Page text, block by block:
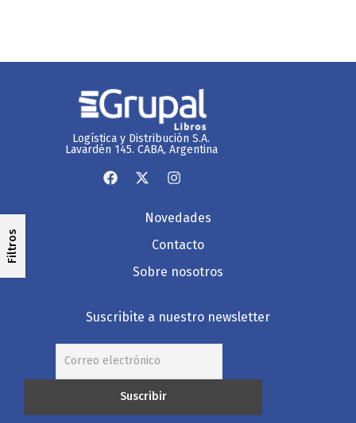
Filtros
Logística y Distribución S.A.
Lavardén 145. CABA, Argentina
Novedades
Contacto
Sobre nosotros
Suscribite a nuestro newsletter